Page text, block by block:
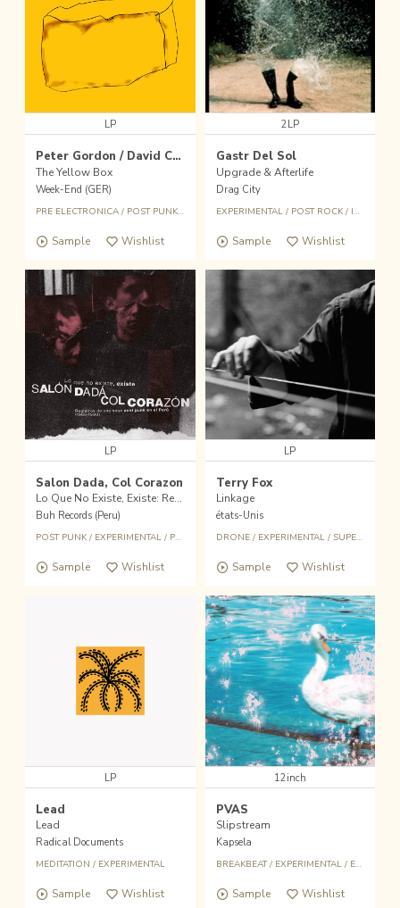
LP
Peter Gordon / David Cunningham
The Yellow Box
Week-End (GER)
PRE ELECTRONICA/ POST PUNK/ AVANT POP/EXPERIMENTAL
Sample Wishlist
2LP
Gastr Del Sol
Upgrade & Afterlife
Drag City
EXPERIMENTAL/ POST ROCK/ INDIE
Sample Wishlist
LP
Salon Dada, Col Corazon
Lo Que No Existe, Existe: Registros De Una Saga Post Punk En El Perú (1986​-​1990)
Buh Records (Peru)
POST PUNK/ EXPERIMENTAL/ PERU
Sample Wishlist
LP
Terry Fox
Linkage
états-Unis
DRONE/ EXPERIMENTAL/ SUPERIOR VIADUCT
Sample Wishlist
LP
Lead
Lead
Radical Documents
MEDITATION / EXPERIMENTAL
Sample Wishlist
12inch
PVAS
Slipstream
Kapsela
BREAKBEAT/ EXPERIMENTAL/ ELECTRONIC MUSIC
Sample Wishlist